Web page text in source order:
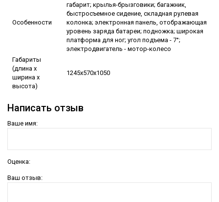
Особенности
габарит; крылья-брызговики; багажник,
быстросъемное сидение, складная рулевая
колонка; электронная панель, отображающая
уровень заряда батареи; подножка; широкая
платформа для ног; угол подъема - 7°;
электродвигатель - мотор-колесо
Габариты
(длина х
ширина х
высота)
1245х570х1050
Написать отзыв
Ваше имя:
Оценка:
Ваш отзыв: